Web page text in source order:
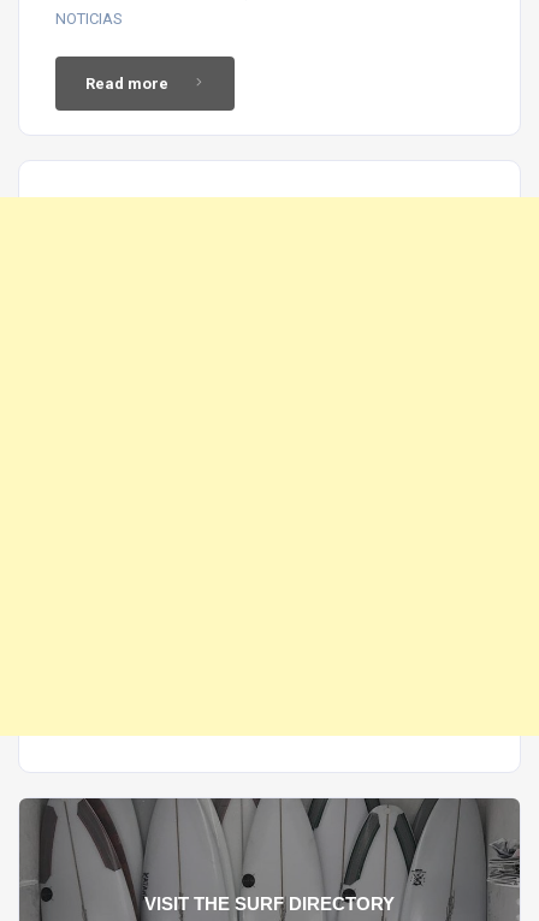
NOTICIAS
Read more
VISIT THE SURF DIRECTORY